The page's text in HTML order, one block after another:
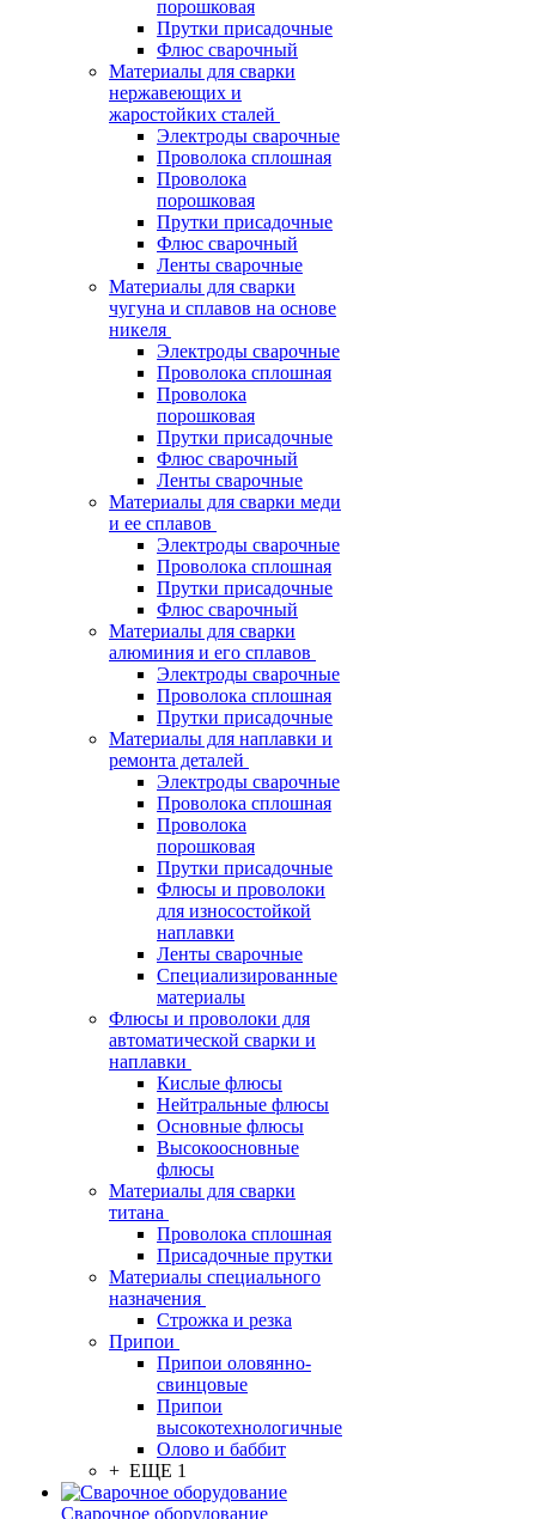
порошковая
Прутки присадочные
Флюс сварочный
Материалы для сварки
нержавеющих и
жаростойких сталей
Электроды сварочные
Проволока сплошная
Проволока
порошковая
Прутки присадочные
Флюс сварочный
Ленты сварочные
Материалы для сварки
чугуна и сплавов на основе
никеля
Электроды сварочные
Проволока сплошная
Проволока
порошковая
Прутки присадочные
Флюс сварочный
Ленты сварочные
Материалы для сварки меди
и ее сплавов
Электроды сварочные
Проволока сплошная
Прутки присадочные
Флюс сварочный
Материалы для сварки
алюминия и его сплавов
Электроды сварочные
Проволока сплошная
Прутки присадочные
Материалы для наплавки и
ремонта деталей
Электроды сварочные
Проволока сплошная
Проволока
порошковая
Прутки присадочные
Флюсы и проволоки
для износостойкой
наплавки
Ленты сварочные
Специализированные
материалы
Флюсы и проволоки для
автоматической сварки и
наплавки
Кислые флюсы
Нейтральные флюсы
Основные флюсы
Высокоосновные
флюсы
Материалы для сварки
титана
Проволока сплошная
Присадочные прутки
Материалы специального
назначения
Строжка и резка
Припои
Припои оловянно-
свинцовые
Припои
высокотехнологичные
Олово и баббит
+ ЕЩЕ 1
Сварочное оборудование